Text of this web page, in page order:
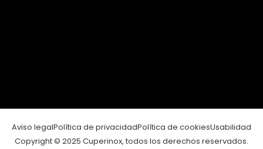
Aviso legalPolítica de privacidadPolítica de cookiesUsabilidad
Copyright © 2025 Cuperinox, todos los derechos reservados.